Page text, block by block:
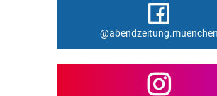
@abendzeitung.muenchen